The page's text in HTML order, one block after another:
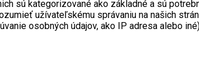
sú kategorizované ako základné a sú
užívateľskému správaniu na našich
osobných údajov, ako IP adresa alebo